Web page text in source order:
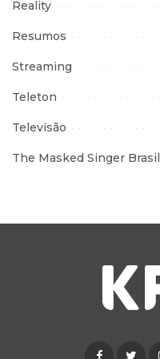
Reality
Resumos
Streaming
Teleton
Televisão
The Masked Singer Brasil